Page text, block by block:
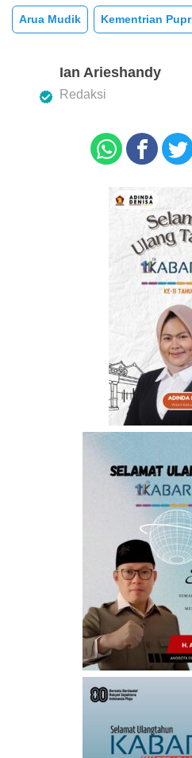
c
e
o
tt
er
at
s
A
p
Arua Mudik Kementrian Pupr
Ian Arieshandy
Redaksi